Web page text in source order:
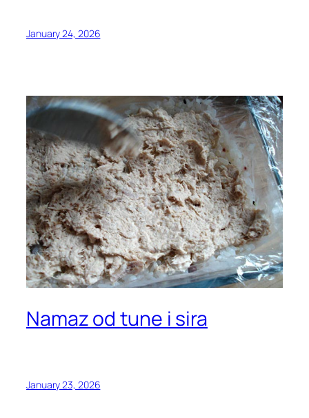
January 24, 2026
Namaz od tune i sira
January 23, 2026